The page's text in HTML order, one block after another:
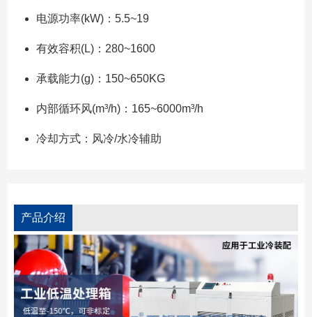
电源功率(kW)：5.5~19
有效容积(L)：280~1600
承载能力(g)：150~650KG
内部循环风(m³/h)：165~6000m³/h
冷却方式：风冷/水冷辅助
产品介绍